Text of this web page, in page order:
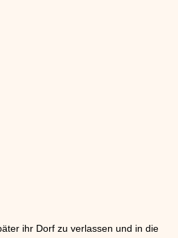
ihr Dorf zu verlassen und in die